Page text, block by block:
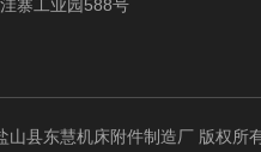
寨工业园588号
山县东慧机床附件制造厂 版权